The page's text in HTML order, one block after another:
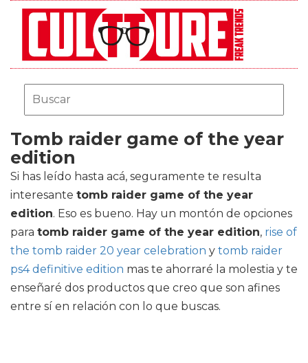
Tomb raider game of the year
edition
Si has leído hasta acá, seguramente te resulta
interesante tomb raider game of the year
edition. Eso es bueno. Hay un montón de opciones
para tomb raider game of the year edition, rise of
the tomb raider 20 year celebration y tomb raider
ps4 definitive edition mas te ahorraré la molestia y te
enseñaré dos productos que creo que son afines
entre sí en relación con lo que buscas.